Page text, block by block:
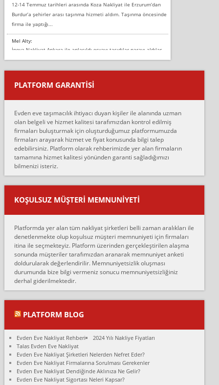
12-14 Temmuz tarihleri arasında Koza Nakliyat ile Erzurum’dan
Burdur’a şehirler arası taşınma hizmeti aldım. Taşınma öncesinde
firma ile yaptığı...
Mel Alty:
İnova Nakliyat Ankara ile anlaşıldı eşyayı taşıdılar parayı aldılar.
Salon duvarına bir baktım birisi boydan alüminyum renkli bantı
yapıştırm...
Murat:
çalıştıklarını, müş...
Ahmet:
Lüleburgaz güngünes evden eve naklyat eşyalarımı taşımak için
anlaştık sabah eve geldiklerinde de eşyalarımı düzgün şekilde
sarcaz demelerine r...
mehmet güldü:
Ankara ALİCANLAR NAKLİYAT Tutarsız ve ticari ahlak problemleri
var verdikleri fiyat teklifini arttırdılar. Sonrasında taşıma gününde
oldukça tutarsı...
Ankara Alicanlar naklyat tel 5465524025. 2600 TL'ye ankaradan
Konya ya Alicanlar naklyat la anlaştık bu şahıs evin taşınacağı gün
fiyatın mazoto gele...
Fatih kokmese:
Diyarbakır dan eşyamı getirtmek için anlaştım sözleşme yaptım.
Son anda fiyat artırdılar.. mecburiyetten tasittim.. bu kişiler ağrılı
Ali:
olduk. Asansörlü dediler sonra uraya asansör kurulmaz dediler
fark istediler. ortada asa...
Nimet:
Ben 2021 Ağustos ilk haftası Evimi taşıdım yani İstanbul'un bir
Mahallesi'nden bir başka Mahallesi'ne yani Ümraniye bölgesinde
PLATFORM GARANTİSİ
Evden eve taşımacılık ihtiyacı duyan kişiler ile alanında uzman
olan belgeli ve hizmet kalitesi tarafımızdan kontrol edilmiş
firmaları buluşturmak için oluşturduğumuz platformumuzda
firmaları arayarak hizmet ve fiyat konusunda bilgi talep
edebilirsiniz. Platform olarak rehberimizde yer alan firmaların
tamamına hizmet kalitesi yönünden garanti sağladığımızı
bilmenizi isteriz.
KOŞULSUZ MÜŞTERI MEMNUNIYETI
Platformda yer alan tüm nakliyat şirketleri belli zaman aralıkları ile
denetlenmekte olup koşulsuz müşteri memnuniyeti için firmaları
itina ile seçmekteyiz. Platform üzerinden gerçekleştirilen alaşma
sonunda müşteriler tarafımızdan aranarak memnuniyet anketi
doldurularak değerlendirilir. Memnuniyetsizlik oluşması
durumunda bize bilgi vermeniz sonucu memnuniyetsizliğiniz
derhal giderilmektedir.
PLATFORM BLOG
Evden Eve Nakliyat Rehberi
2024 Yılı Nakliye Fiyatları
Talas Evden Eve Nakliyat
Evden Eve Nakliyat Şirketleri Nelerden Nefret Eder?
Evden Eve Nakliyat Firmalarına Sorulması Gerekenler
Evden Eve Nakliyat Dendiğinde Aklınıza Ne Gelir?
Evden Eve Nakliyat Sigortası Neleri Kapsar?